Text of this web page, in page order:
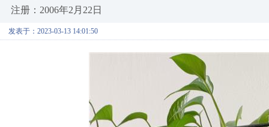
注册：2006年2月22日
发表于：2023-03-13 14:01:50